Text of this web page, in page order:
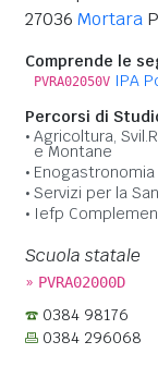
27036 Mortara
Comprende le
PVRA02050V IPA
Percorsi di
Agricoltura,
e Montane
Servizi per la
Iefp
Scuola statale
» PVRA02000D
0384 98176
0384 296068